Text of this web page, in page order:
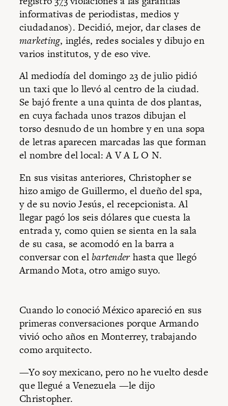
informativas de periodistas, medios y
ciudadanos). Decidió, mejor, dar clases de
marketing, inglés, redes sociales y dibujo en
varios institutos, y de eso vive.
Al mediodía del domingo 23 de julio pidió
un taxi que lo llevó al centro de la ciudad.
Se bajó frente a una quinta de dos plantas,
en cuya fachada unos trazos dibujan el
torso desnudo de un hombre y en una sopa
de letras aparecen marcadas las que forman
el nombre del local: A V A L O N.
En sus visitas anteriores, Christopher se
hizo amigo de Guillermo, el dueño del spa,
y de su novio Jesús, el recepcionista. Al
llegar pagó los seis dólares que cuesta la
entrada y, como quien se sienta en la sala
de su casa, se acomodó en la barra a
conversar con elbartenderhasta que llegó
Armando Mota, otro amigo suyo.
Cuando lo conoció México apareció en sus
primeras conversaciones porque Armando
vivió ocho años en Monterrey, trabajando
como arquitecto.
—Yo soy mexicano, pero no he vuelto desde
que llegué a Venezuela —le dijo
Christopher.